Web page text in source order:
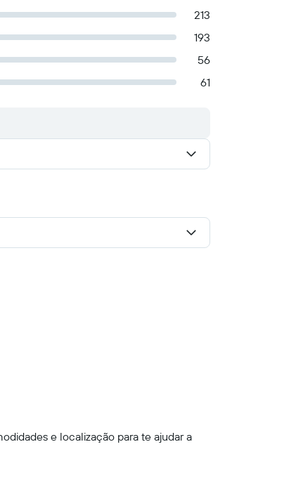
213
193
56
61
e localização para te ajudar a